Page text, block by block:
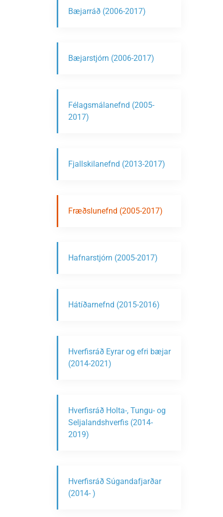
Bæjarráð (2006-2017)
Bæjarstjórn (2006-2017)
Félagsmálanefnd (2005-
2017)
Fjallskilanefnd (2013-2017)
Fræðslunefnd (2005-2017)
Hafnarstjórn (2005-2017)
Hátíðarnefnd (2015-2016)
Hverfisráð Eyrar og efri bæjar
(2014-2021)
Hverfisráð Holta-, Tungu- og
Seljalandshverfis (2014-
2019)
Hverfisráð Súgandafjarðar
(2014- )